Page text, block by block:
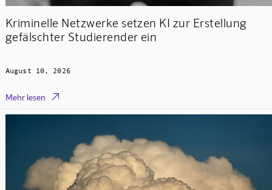
Kriminelle Netzwerke setzen KI zur Erstellung
gefälschter Studierender ein
August 10, 2026
Mehr lesen 